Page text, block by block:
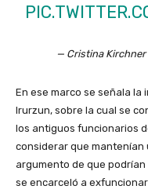
— Cristina
En ese marco se señala la
Irurzun, sobre la cual se
los antiguos funcionarios
considerar que mantenían
argumento de que
se encarceló a